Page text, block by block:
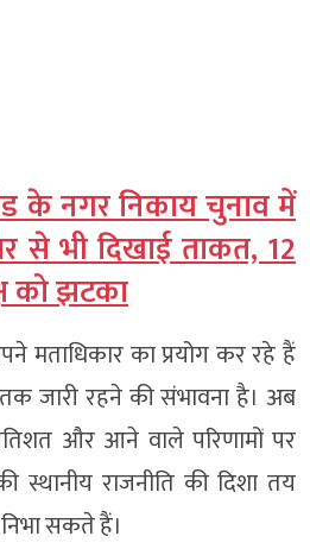
के नगर निकाय चुनाव में
से भी दिखाई ताकत, 12
को झटका
मताधिकार का प्रयोग कर रहे हैं
तक जारी रहने की संभावना है। अब
और आने वाले परिणामों पर
स्थानीय राजनीति की दिशा तय
सकते हैं।